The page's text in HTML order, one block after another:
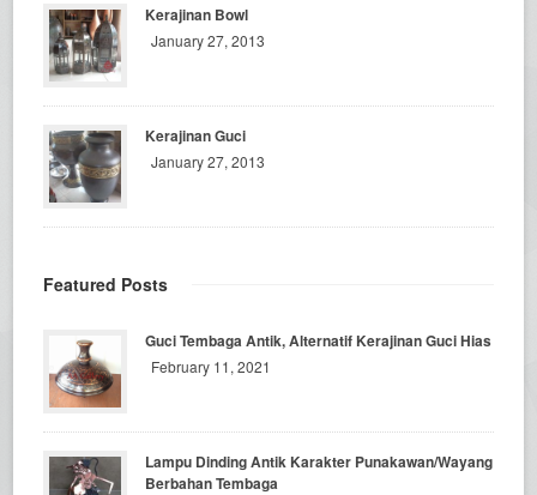
Kerajinan Bowl
January 27, 2013
Kerajinan Guci
January 27, 2013
Featured Posts
Guci Tembaga Antik, Alternatif Kerajinan Guci Hias
February 11, 2021
Lampu Dinding Antik Karakter Punakawan/Wayang
Berbahan Tembaga